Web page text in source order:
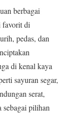
berbagai
favorit di
pedas, dan
di kenal kaya
sayuran segar,
serat,
pilihan